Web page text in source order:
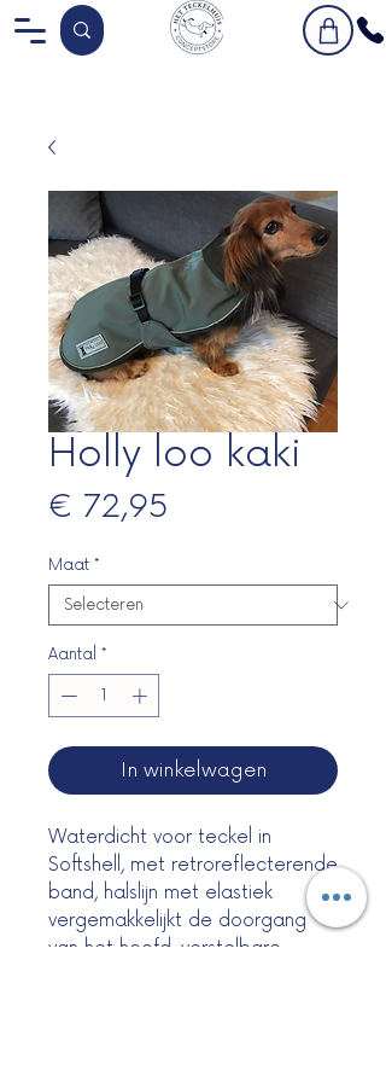
Holly loo kaki
€ 72,95
Maat *
Aantal *
In winkelwagen
Waterdicht voor teckel in
Softshell, met retroreflecterende
band, halslijn met elastiek
vergemakkelijkt de doorgang
van het hoofd, verstelbare